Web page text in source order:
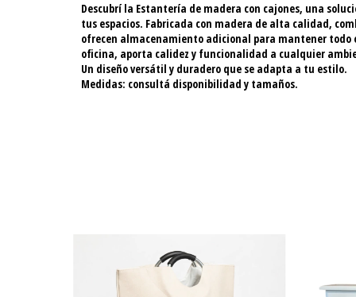
Descubrí la Estantería de madera con cajones, una
tus espacios. Fabricada con madera de alta calidad,
ofrecen almacenamiento adicional para mantener todo
oficina, aporta calidez y funcionalidad a cualquier
Un diseño versátil y duradero que se adapta a tu estilo.
Medidas: consultá disponibilidad y tamaños.